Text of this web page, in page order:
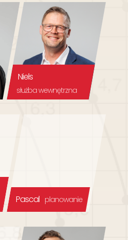
Niels
służba wewnętrzna
Pascal planowanie